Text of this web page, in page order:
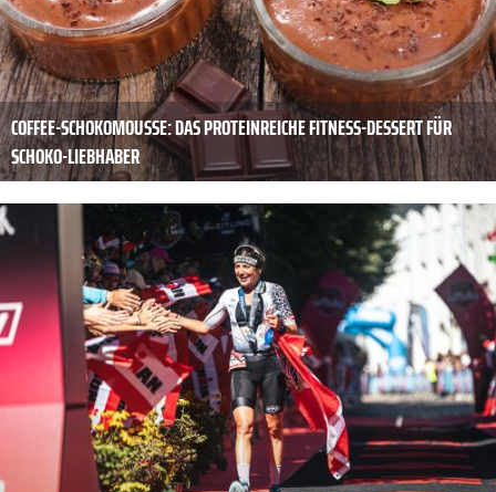
COFFEE-SCHOKOMOUSSE: DAS PROTEINREICHE FITNESS-DESSERT FÜR
SCHOKO-LIEBHABER